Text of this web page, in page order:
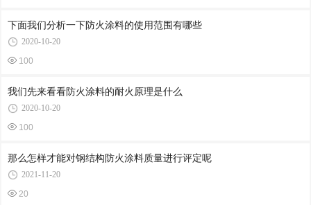
下面我们分析一下防火涂料的使用范围有哪些
2020-10-20
100
我们先来看看防火涂料的耐火原理是什么
2020-10-20
100
那么怎样才能对钢结构防火涂料质量进行评定呢
2021-11-20
20